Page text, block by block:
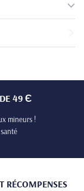
49 Є
mineurs !
RÉCOMPENSES